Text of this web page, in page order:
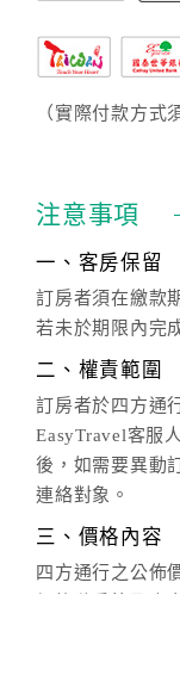
（實際付款方式
注意事項
一、客房保留
訂房者須在繳款
若未於期限內完
二、權責範圍
訂房者於四方通
EasyTravel客服
後，如需要異動
連絡對象。
三、價格內容
四方通行之公佈
價」之當日價格